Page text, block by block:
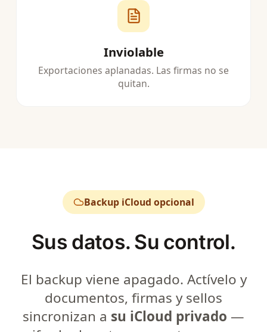
Inviolable
Exportaciones aplanadas. Las firmas no se
quitan.
Backup iCloud opcional
Sus datos. Su control.
El backup viene apagado. Actívelo y
documentos, firmas y sellos
sincronizan a su iCloud privado —